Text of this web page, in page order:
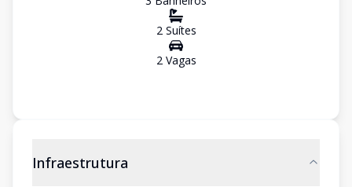
2Suítes
2Vagas
Infraestrutura